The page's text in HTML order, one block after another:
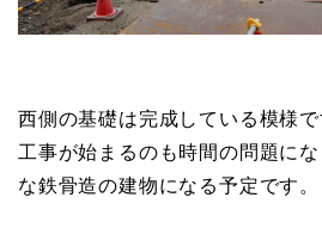
西側の基礎は完成している模様
工事が始まるのも時間の問題に
な鉄骨造の建物になる予定です。